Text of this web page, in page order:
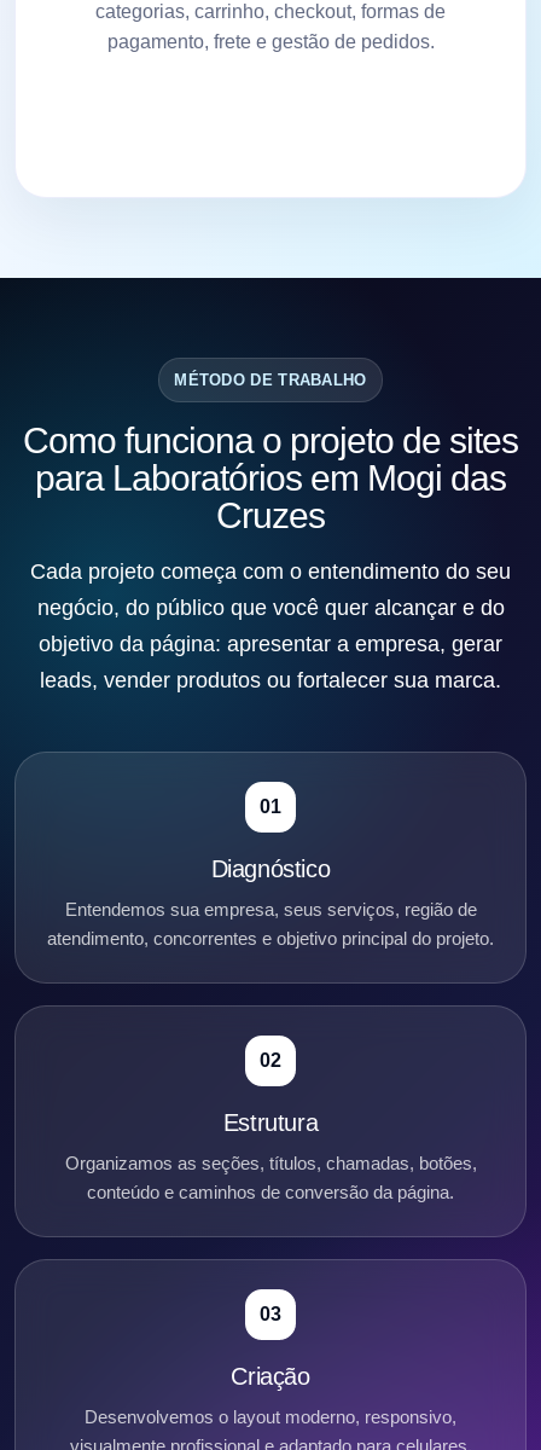
categorias, carrinho, checkout, formas de
pagamento, frete e gestão de pedidos.
MÉTODO DE TRABALHO
Como funciona o projeto de sites
para Laboratórios em Mogi das
Cruzes
Cada projeto começa com o entendimento do seu
negócio, do público que você quer alcançar e do
objetivo da página: apresentar a empresa, gerar
leads, vender produtos ou fortalecer sua marca.
01
Diagnóstico
Entendemos sua empresa, seus serviços, região de
atendimento, concorrentes e objetivo principal do projeto.
02
Estrutura
Organizamos as seções, títulos, chamadas, botões,
conteúdo e caminhos de conversão da página.
03
Criação
Desenvolvemos o layout moderno, responsivo,
visualmente profissional e adaptado para celulares.